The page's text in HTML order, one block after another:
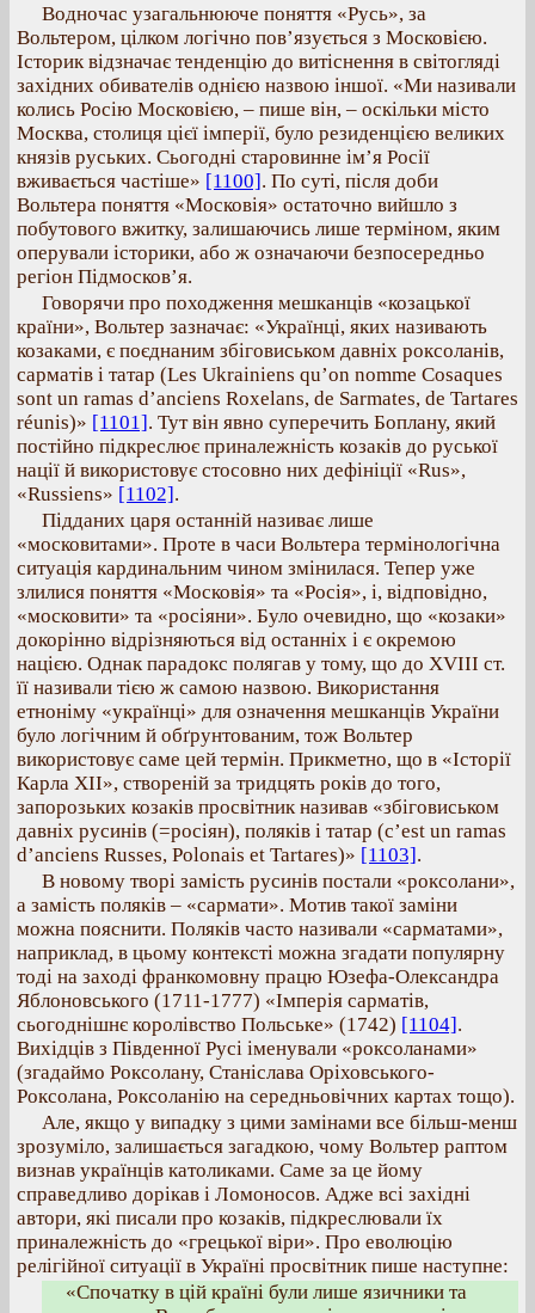
Водночас узагальнююче поняття «Русь», за
Вольтером, цілком логічно пов’язується з Московією.
Історик відзначає тенденцію до витіснення в світогляді
західних обивателів однією назвою іншої. «Ми називали
колись Росію Московією, – пише він, – оскільки місто
Москва, столиця цієї імперії, було резиденцією великих
князів руських. Сьогодні старовинне ім’я Росії
вживається частіше» [1100]. По суті, після доби
Вольтера поняття «Московія» остаточно вийшло з
побутового вжитку, залишаючись лише терміном, яким
оперували історики, або ж означаючи безпосередньо
регіон Підмосков’я.
Говорячи про походження мешканців «козацької
країни», Вольтер зазначає: «Українці, яких називають
козаками, є поєднаним збіговиськом давніх роксоланів,
сарматів і татар (Les Ukrainiens qu’on nomme Cosaques
sont un ramas d’anciens Roxelans, de Sarmates, de Tartares
réunis)» [1101]. Тут він явно суперечить Боплану, який
постійно підкреслює приналежність козаків до руської
нації й використовує стосовно них дефініції «Rus»,
«Russiens» [1102].
Підданих царя останній називає лише
«московитами». Проте в часи Вольтера термінологічна
ситуація кардинальним чином змінилася. Тепер уже
злилися поняття «Московія» та «Росія», і, відповідно,
«московити» та «росіяни». Було очевидно, що «козаки»
докорінно відрізняються від останніх і є окремою
нацією. Однак парадокс полягав у тому, що до ХVІІІ ст.
її називали тією ж самою назвою. Використання
етноніму «українці» для означення мешканців України
було логічним й обґрунтованим, тож Вольтер
використовує саме цей термін. Прикметно, що в «Історії
Карла ХІІ», створеній за тридцять років до того,
запорозьких козаків просвітник називав «збіговиськом
давніх русинів (=росіян), поляків і татар (c’est un ramas
d’anciens Russes, Polonais et Tartares)» [1103].
В новому творі замість русинів постали «роксолани»,
а замість поляків – «сармати». Мотив такої заміни
можна пояснити. Поляків часто називали «сарматами»,
наприклад, в цьому контексті можна згадати популярну
тоді на заході франкомовну працю Юзефа-Олександра
Яблоновського (1711-1777) «Імперія сарматів,
сьогоднішнє королівство Польське» (1742) [1104].
Вихідців з Південної Русі іменували «роксоланами»
(згадаймо Роксолану, Станіслава Оріховського-
Роксолана, Роксоланію на середньовічних картах тощо).
Але, якщо у випадку з цими замінами все більш-менш
зрозуміло, залишається загадкою, чому Вольтер раптом
визнав українців католиками. Саме за це йому
справедливо дорікав і Ломоносов. Адже всі західні
автори, які писали про козаків, підкреслювали їх
приналежність до «грецької віри». Про еволюцію
релігійної ситуації в Україні просвітник пише наступне:
«Спочатку в цій країні були лише язичники та